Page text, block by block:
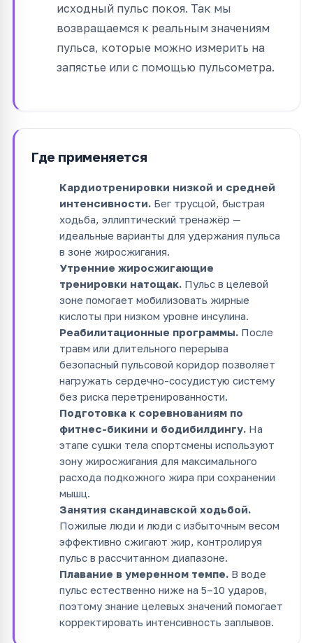
исходный пульс покоя. Так мы
возвращаемся к реальным значениям
пульса, которые можно измерить на
запястье или с помощью пульсометра.
Где применяется
Кардиотренировки низкой и средней
интенсивности. Бег трусцой, быстрая
ходьба, эллиптический тренажёр —
идеальные варианты для удержания пульса
в зоне жиросжигания.
Утренние жиросжигающие
тренировки натощак. Пульс в целевой
зоне помогает мобилизовать жирные
кислоты при низком уровне инсулина.
Реабилитационные программы. После
травм или длительного перерыва
безопасный пульсовой коридор позволяет
нагружать сердечно-сосудистую систему
без риска перетренированности.
Подготовка к соревнованиям по
фитнес-бикини и бодибилдингу. На
этапе сушки тела спортсмены используют
зону жиросжигания для максимального
расхода подкожного жира при сохранении
мышц.
Занятия скандинавской ходьбой.
Пожилые люди и люди с избыточным весом
эффективно сжигают жир, контролируя
пульс в рассчитанном диапазоне.
Плавание в умеренном темпе. В воде
пульс естественно ниже на 5–10 ударов,
поэтому знание целевых значений помогает
корректировать интенсивность заплывов.